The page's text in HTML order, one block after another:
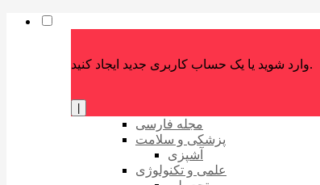
وارد شوید یا یک حساب کاربری جدید ایجاد کنید.
مجله فارسی
پزشکی و سلامت
آشپزی
علمی و تکنولوژی